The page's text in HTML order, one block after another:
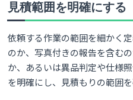
見積範囲を明確にする
依頼する作業の範囲を細かく
のか、写真付きの報告を含む
か、あるいは異品判定や仕様
を明確にし、見積もりの範囲を